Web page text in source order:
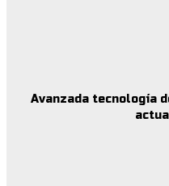
Avanzada tecnología